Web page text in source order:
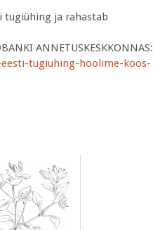
tugiühing ja rahastab
ANNETUSKESKKONNAS:
tugiuhing-hoolime-koos-